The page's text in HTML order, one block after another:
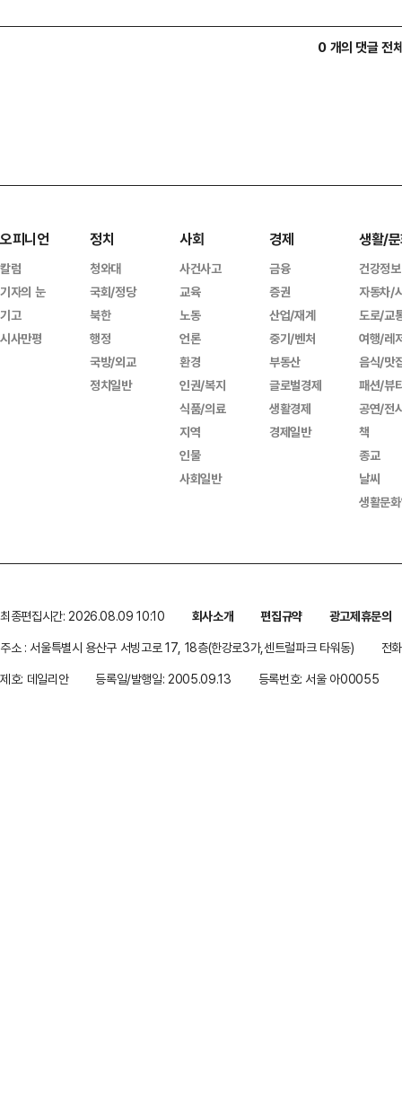
0 개의 댓글 전
오피니언
칼럼
기자의 눈
기고
시사만평
정치
청와대
국회/정당
북한
행정
국방/외교
정치일반
사회
사건사고
교육
노동
언론
환경
인권/복지
식품/의료
지역
인물
사회일반
경제
금융
증권
산업/재계
중기/벤처
부동산
글로벌경제
생활경제
경제일반
생활/
건강정보
자동차/
도로/교
여행/레
음식/맛
패션/뷰
공연/전
책
종교
날씨
생활문
최종편집시간: 2026.08.09 10:10 회사소개 편집규약
광고제휴문의
주소 : 서울특별시 용산구 서빙고로 17, 18층(한강로3가,센트럴파크 타워동)
전
제호: 데일리안
등록일/발행일: 2005.09.13 등록번호: 서울 아00055